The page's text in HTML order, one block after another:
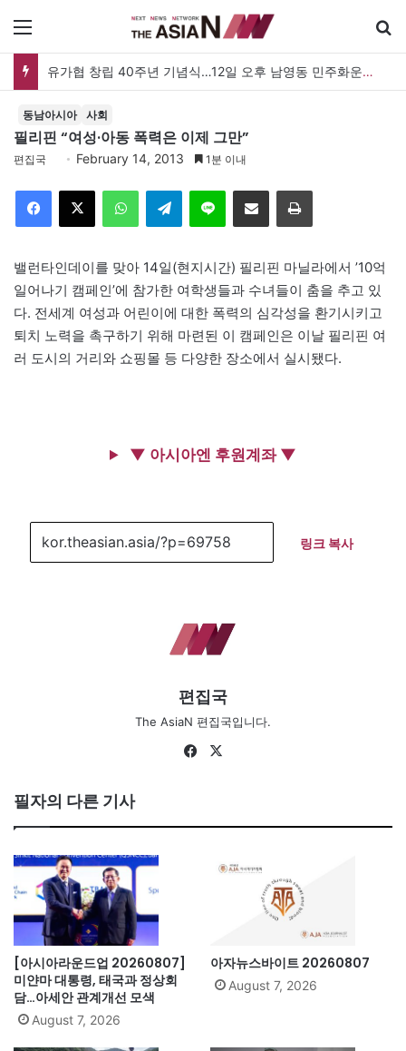
유가협 창립 40주년 기념식…12일 오후 남영동 민주화운동기념관
동남아시아 사회
필리핀 “여성·아동 폭력은 이제 그만”
편집국 February 14, 2013 1분 이내
Telegram 이메일
밸런타인데이를 맞아 14일(현지시간) 필리핀 마닐라에서 ’10억
일어나기 캠페인’에 참가한 여학생들과 수녀들이 춤을 추고 있
다. 전세계 여성과 어린이에 대한 폭력의 심각성을 환기시키고
퇴치 노력을 촉구하기 위해 마련된 이 캠페인은 이날 필리핀 여
러 도시의 거리와 쇼핑몰 등 다양한 장소에서 실시됐다.
▼ 아시아엔 후원계좌 ▼
링크 복사
편집국
The AsiaN 편집국입니다.
Fa
필자의 다른 기사
[아시아라운드업 20260807]
미얀마 대통령, 태국과 정상회
담…아세안 관계개선 모색
August 7, 2026
아자뉴스바이트 20260807
August 7, 2026